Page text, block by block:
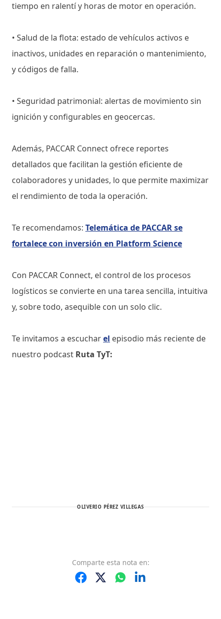
tiempo en ralentí y horas de motor en operación.
• Salud de la flota: estado de vehículos activos e
inactivos, unidades en reparación o mantenimiento,
y códigos de falla.
• Seguridad patrimonial: alertas de movimiento sin
ignición y configurables en geocercas.
Además, PACCAR Connect ofrece reportes
detallados que facilitan la gestión eficiente de
colaboradores y unidades, lo que permite maximizar
el rendimiento de toda la operación.
Te recomendamos: Telemática de PACCAR se
fortalece con inversión en Platform Science
Con PACCAR Connect, el control de los procesos
logísticos se convierte en una tarea sencilla, intuitiva
y, sobre todo, asequible con un solo clic.
Te invitamos a escucharel episodio más reciente de
nuestro podcast Ruta TyT:
OLIVERIO PÉREZ VILLEGAS
Comparte esta nota en: